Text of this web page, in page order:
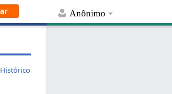
Anônimo
Histórico